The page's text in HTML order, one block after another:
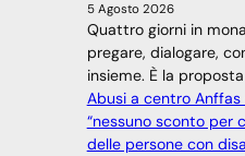
5 Agosto 2026
Quattro giorni in
pregare, dialogare,
insieme. È la
Abusi a centro Anffas
“nessuno sconto per
delle persone con